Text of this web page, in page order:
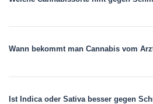
Wann bekommt man Cannabis vom
Ist Indica oder Sativa besser gegen